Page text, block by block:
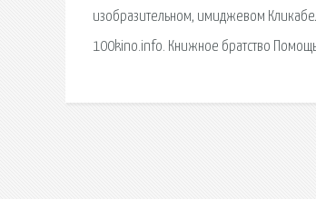
изобразительном, имиджевом
100kino.info. Книжное братство